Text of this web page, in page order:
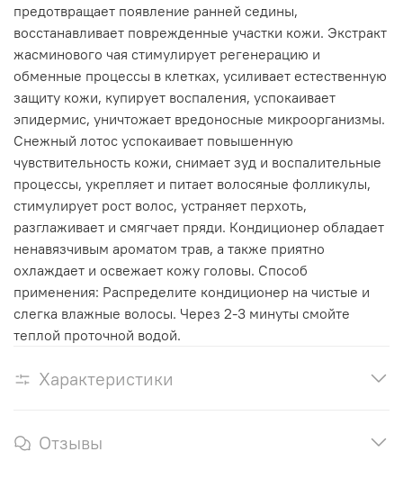
предотвращает появление ранней седины,
восстанавливает поврежденные участки кожи. Экстракт
жасминового чая стимулирует регенерацию и
обменные процессы в клетках, усиливает естественную
защиту кожи, купирует воспаления, успокаивает
эпидермис, уничтожает вредоносные микроорганизмы.
Снежный лотос успокаивает повышенную
чувствительность кожи, снимает зуд и воспалительные
процессы, укрепляет и питает волосяные фолликулы,
стимулирует рост волос, устраняет перхоть,
разглаживает и смягчает пряди. Кондиционер обладает
ненавязчивым ароматом трав, а также приятно
охлаждает и освежает кожу головы. Способ
применения: Распределите кондиционер на чистые и
слегка влажные волосы. Через 2-3 минуты смойте
теплой проточной водой.
Характеристики
Отзывы